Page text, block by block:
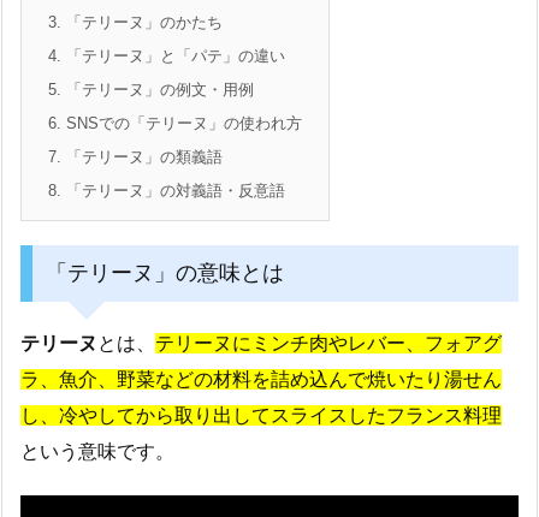
3. 「テリーヌ」のかたち
4. 「テリーヌ」と「パテ」の違い
5. 「テリーヌ」の例文・用例
6. SNSでの「テリーヌ」の使われ方
7. 「テリーヌ」の類義語
8. 「テリーヌ」の対義語・反意語
「テリーヌ」の意味とは
テリーヌ とは、 テリーヌにミンチ肉やレバー、フォアグ
ラ、魚介、野菜などの材料を詰め込んで焼いたり湯せん
し、冷やしてから取り出してスライスしたフランス料理
という意味です。